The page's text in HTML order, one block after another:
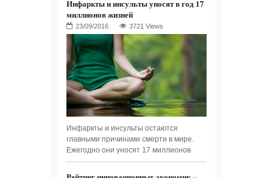
Инфаркты и инсульты уносят в год 17
миллионов жизней
3721 Views
Инфаркты и инсульты остаются
главными причинами смерти в мире.
Ежегодно они уносят 17 миллионов